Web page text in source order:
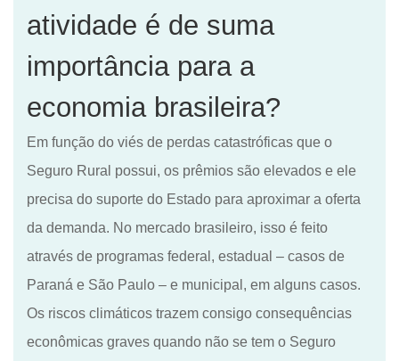
atividade é de suma
importância para a
economia brasileira?
Em função do viés de perdas catastróficas que o
Seguro Rural possui, os prêmios são elevados e ele
precisa do suporte do Estado para aproximar a oferta
da demanda. No mercado brasileiro, isso é feito
através de programas federal, estadual – casos de
Paraná e São Paulo – e municipal, em alguns casos.
Os riscos climáticos trazem consigo consequências
econômicas graves quando não se tem o Seguro